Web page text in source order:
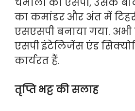
का कमांडर और अंत में
एसएसपी बनाया गया.
एसपी इंटेलिजेंस एंड
कार्यरत हैं.
तृप्ति भट्ट की सलाह